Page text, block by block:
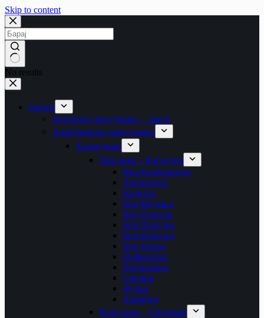
Skip to content
No results
Грција
Хотелско сместување – закуп
Апартманско сместување
Халкидики
Прв крак – Касандра
Неа Каликратија
Дионисиос
Калитеа
Неа Модања
Неа Плагија
Неа Потидеа
Неа Флогита
Неа Фокеа
Пефкохори
Полихроно
Сивири
Фурка
Ханиоти
Втор крак – Ситонија